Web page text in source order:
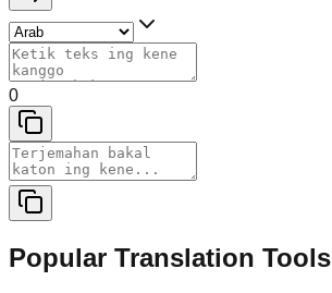
0
Popular Translation Tools